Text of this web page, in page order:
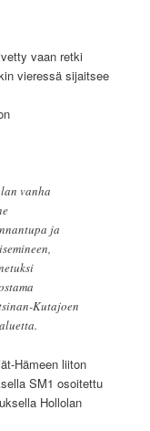
vaan retki
vieressä sijaitsee
vanha
ja
Kutajoen
Hämeen liiton
SM1 osoitettu
Hollolan